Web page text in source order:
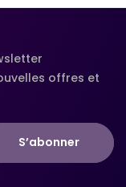
offres et
S’abonner